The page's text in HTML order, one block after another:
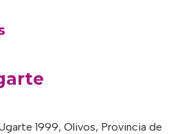
1999, Olivos, Provincia de